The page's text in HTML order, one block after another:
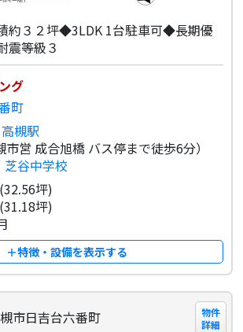
約３２坪◆3LDK 1台駐車可◆長期優
震等級３
グ
町
槻駅
市営 成合旭橋 バス停まで徒歩6分）
芝谷中学校
坪)
坪)
＋特徴・設備を表示する
市日吉台六番町
物件
詳細